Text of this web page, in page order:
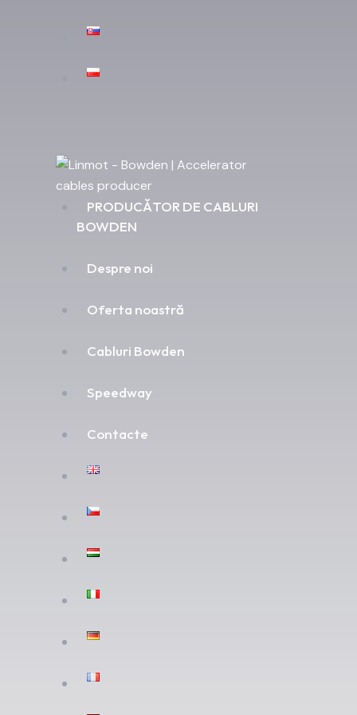
PRODUCĂTOR DE CABLURI
BOWDEN
Despre noi
Oferta noastră
Cabluri Bowden
Speedway
Contacte